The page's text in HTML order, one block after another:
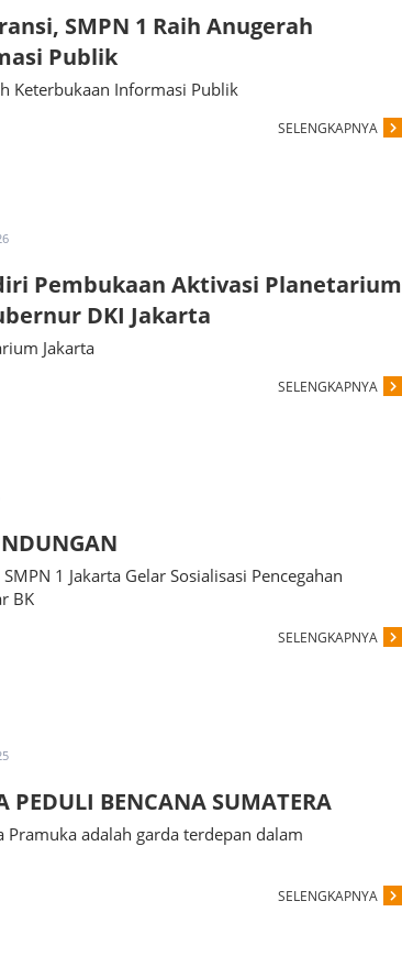
SMPN 1 Raih Anugerah
Publik
Keterbukaan Informasi Publik
SELENGKAPNYA
Pembukaan Aktivasi Planetarium
DKI Jakarta
Jakarta
SELENGKAPNYA
1 Jakarta Gelar Sosialisasi Pencegahan
BK
SELENGKAPNYA
PEDULI BENCANA SUMATERA
adalah garda terdepan dalam
SELENGKAPNYA